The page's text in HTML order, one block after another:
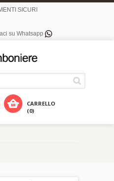
SICURI
su Whatsapp
CARRELLO
(0)